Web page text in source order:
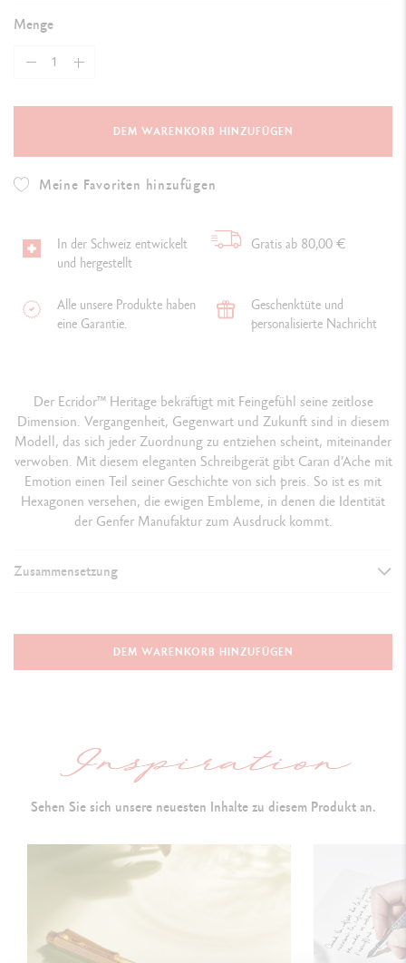
Menge
DEM WARENKORB HINZUFÜGEN
Meine Favoriten hinzufügen
In der Schweiz entwickelt
und hergestellt
Gratis ab 80,00 €
Alle unsere Produkte haben
eine Garantie.
Geschenktüte und
personalisierte Nachricht
Der Ecridor™ Heritage bekräftigt mit Feingefühl seine zeitlose
Dimension. Vergangenheit, Gegenwart und Zukunft sind in diesem
Modell, das sich jeder Zuordnung zu entziehen scheint, miteinander
verwoben. Mit diesem eleganten Schreibgerät gibt Caran d’Ache mit
Emotion einen Teil seiner Geschichte von sich preis. So ist es mit
Hexagonen versehen, die ewigen Embleme, in denen die Identität
der Genfer Manufaktur zum Ausdruck kommt.
Zusammensetzung
Bei geschlossener Kappe: 136.5 mm
Durchmesser: 10 mm
Sechseckiger Schaft aus Messing,
Feine Diamant-Guillochierung, Es ist mit Hexagonen versehen
DEM WARENKORB HINZUFÜGEN
Sehen Sie sich unsere neuesten Inhalte zu diesem Produkt an.